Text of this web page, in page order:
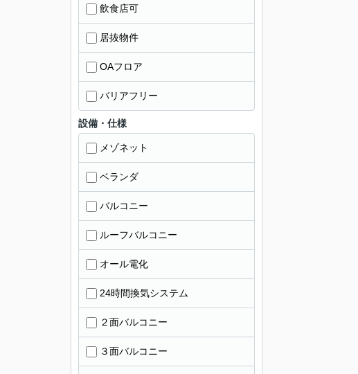
飲食店可
居抜物件
OAフロア
バリアフリー
設備・仕様
メゾネット
ベランダ
バルコニー
ルーフバルコニー
オール電化
24時間換気システム
２面バルコニー
３面バルコニー